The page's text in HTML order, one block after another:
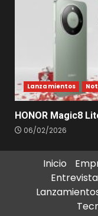
Lanzamientos
HONOR Magic8
06/02/2026
Inicio